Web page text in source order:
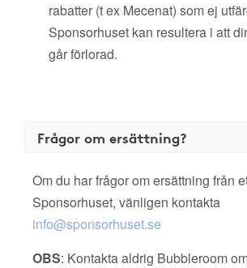
rabatter (t ex Mecenat) som ej
Sponsorhuset kan resultera i att
går förlorad.
Frågor om ersättning?
Om du har frågor om ersättning från
Sponsorhuset, vänligen kontakta
info@sponsorhuset.se
OBS: Kontakta aldrig Bubbleroom